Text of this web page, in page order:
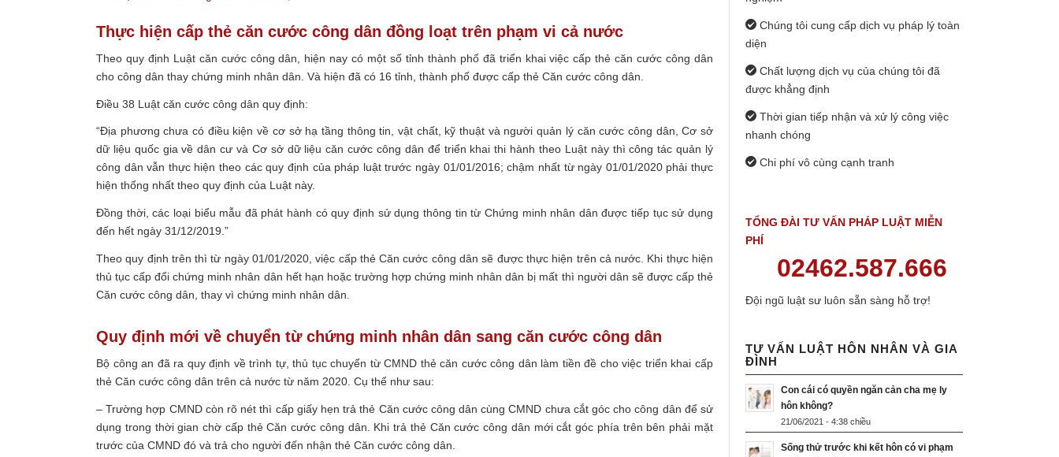
Thực hiện cấp thẻ căn cước công dân đồng loạt trên phạm vi cả nước
Theo quy định Luật căn cước công dân, hiện nay có một số tỉnh thành phố đã triển khai việc cấp thẻ căn cước công dân
cho công dân thay chứng minh nhân dân. Và hiện đã có 16 tỉnh, thành phố được cấp thẻ Căn cước công dân.
Điều 38 Luật căn cước công dân quy định:
“Địa phương chưa có điều kiện về cơ sở hạ tầng thông tin, vật chất, kỹ thuật và người quản lý căn cước công dân, Cơ sở
dữ liệu quốc gia về dân cư và Cơ sở dữ liệu căn cước công dân để triển khai thi hành theo Luật này thì công tác quản lý
công dân vẫn thực hiện theo các quy định của pháp luật trước ngày 01/01/2016; chậm nhất từ ngày 01/01/2020 phải thực
hiện thống nhất theo quy định của Luật này.
Đồng thời, các loại biểu mẫu đã phát hành có quy định sử dụng thông tin từ Chứng minh nhân dân được tiếp tục sử dụng
đến hết ngày 31/12/2019.”
Theo quy định trên thì từ ngày 01/01/2020, việc cấp thẻ Căn cước công dân sẽ được thực hiện trên cả nước. Khi thực hiện
thủ tục cấp đổi chứng minh nhân dân hết hạn hoặc trường hợp chứng minh nhân dân bị mất thì người dân sẽ được cấp thẻ
Căn cước công dân, thay vì chứng minh nhân dân.
Quy định mới về chuyển từ chứng minh nhân dân sang căn cước công dân
Bộ công an đã ra quy định về trình tự, thủ tục chuyển từ CMND thẻ căn cước công dân làm tiền đề cho việc triển khai cấp
thẻ Căn cước công dân trên cả nước từ năm 2020. Cụ thể như sau:
– Trường hợp CMND còn rõ nét thì cấp giấy hẹn trả thẻ Căn cước công dân cùng CMND chưa cắt góc cho công dân để sử
dụng trong thời gian chờ cấp thẻ Căn cước công dân. Khi trả thẻ Căn cước công dân mới cắt góc phía trên bên phải mặt
trước của CMND đó và trả cho người đến nhận thẻ Căn cước công dân.
Chúng tôi cung cấp dịch vụ pháp lý toàn
diện
Chất lượng dịch vụ của chúng tôi đã
được khẳng định
Thời gian tiếp nhận và xử lý công việc
nhanh chóng
Chi phí vô cùng cạnh tranh
TỔNG ĐÀI TƯ VẤN PHÁP LUẬT MIỄN
PHÍ
02462.587.666
Đội ngũ luật sư luôn sẵn sàng hỗ trợ!
TƯ VẤN LUẬT HÔN NHÂN VÀ GIA
ĐÌNH
Con cái có quyền ngăn cản cha mẹ ly
hôn không?
21/06/2021 - 4:38 chiều
Sống thử trước khi kết hôn có vi phạm